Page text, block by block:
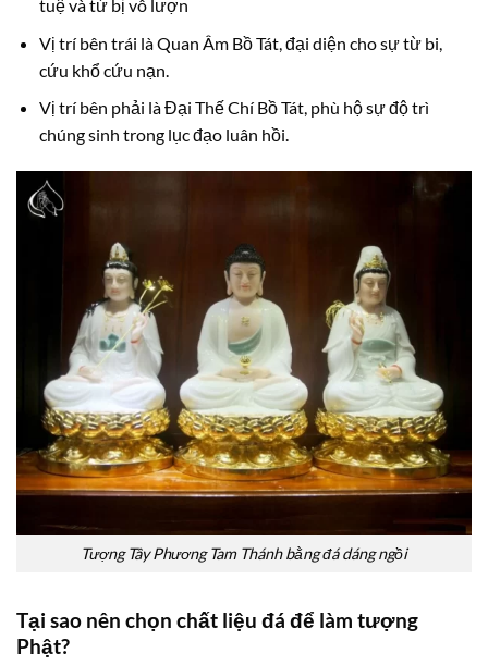
tuệ và từ bị vô lượn
Vị trí bên trái là Quan Âm Bồ Tát, đại diện cho sự từ bi,
cứu khổ cứu nạn.
Vị trí bên phải là Đại Thế Chí Bồ Tát, phù hộ sự độ trì
chúng sinh trong lục đạo luân hồi.
Tượng Tây Phương Tam Thánh bằng đá dáng ngồi
Tại sao nên chọn chất liệu đá để làm tượng
Phật?